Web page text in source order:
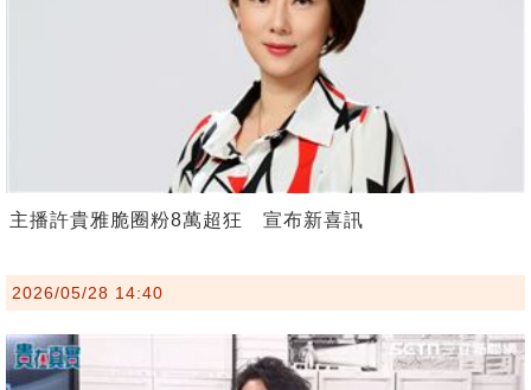
主播許貴雅脆圈粉8萬超狂 宣布新喜訊
2026/05/28 14:40